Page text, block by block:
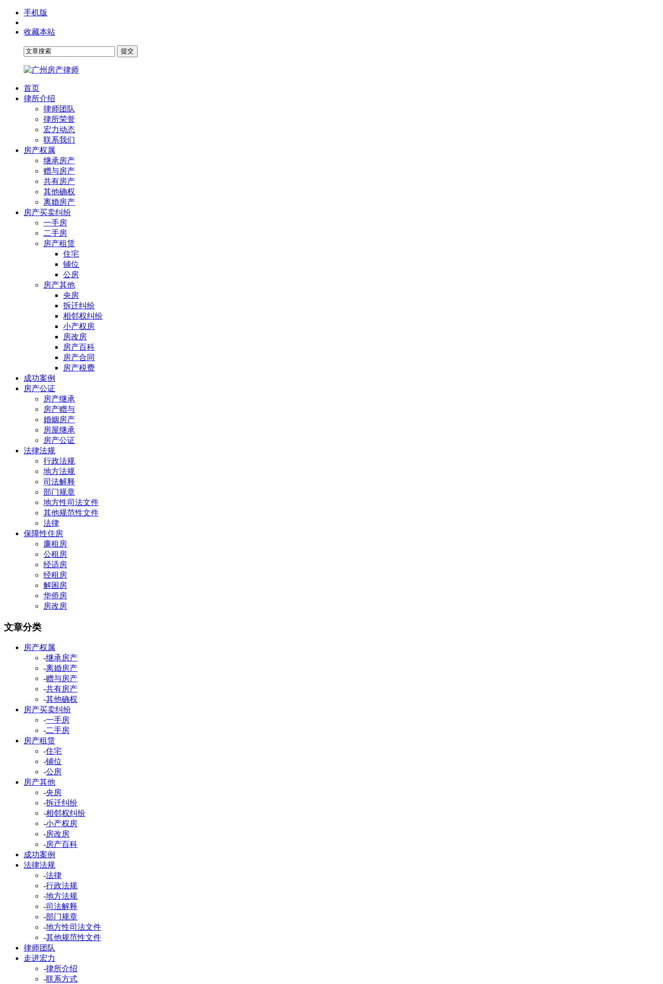
手机版
收藏本站
首页
律所介绍
律师团队
律所荣誉
宏力动态
联系我们
房产权属
继承房产
赠与房产
共有房产
其他确权
离婚房产
房产买卖纠纷
一手房
二手房
房产租赁
住宅
铺位
公房
房产其他
央房
拆迁纠纷
相邻权纠纷
小产权房
房改房
房产百科
房产合同
房产税费
成功案例
房产公证
房产继承
房产赠与
婚姻房产
房屋继承
房产公证
法律法规
行政法规
地方法规
司法解释
部门规章
地方性司法文件
其他规范性文件
法律
保障性住房
廉租房
公租房
经适房
经租房
解困房
华侨房
房改房
文章分类
房产权属
-继承房产
-离婚房产
-赠与房产
-共有房产
-其他确权
房产买卖纠纷
-一手房
-二手房
房产租赁
-住宅
-铺位
-公房
房产其他
-央房
-拆迁纠纷
-相邻权纠纷
-小产权房
-房改房
-房产百科
成功案例
法律法规
-法律
-行政法规
-地方法规
-司法解释
-部门规章
-地方性司法文件
-其他规范性文件
律师团队
走进宏力
-律所介绍
-联系方式